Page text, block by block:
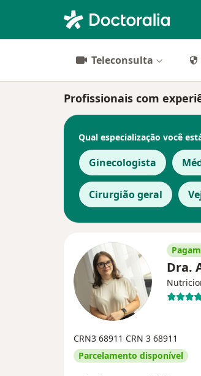
Teleconsulta
Profissionais com
Qual especialização você
Ginecologista
Cirurgião geral
Dra.
CRN3 68911 CRN 3 68911
Parcelamento disponível